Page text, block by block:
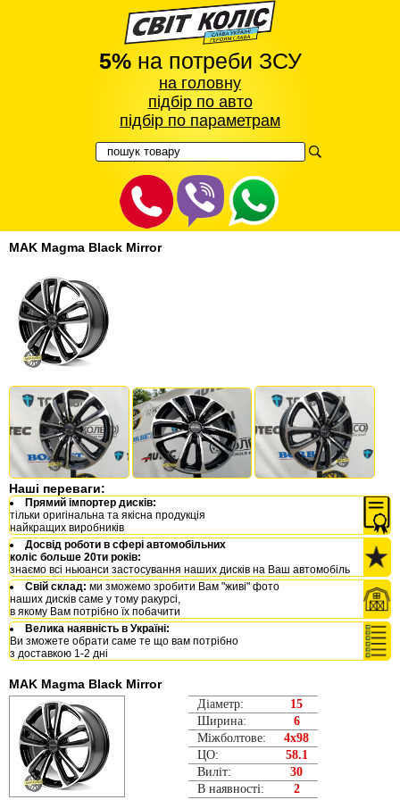
5%на потреби ЗСУ
на головну
підбір по авто
підбір по параметрам
MAK Magma Black Mirror
Наші переваги:
Прямий імпортер дисків:
тільки оригінальна та якісна продукція
найкращих виробників
Досвід роботи в сфері автомобільних
коліс больше 20ти років:
знаємо всі ньюанси застосування наших дисків на Ваш автомобіль
Свій склад: ми зможемо зробити Вам "живі" фото
наших дисків саме у тому ракурсі,
в якому Вам потрібно їх побачити
Велика наявність в Україні:
Ви зможете обрати саме те що вам потрібно
з доставкою 1-2 дні
MAK Magma Black Mirror
Діаметр:
15
Ширина:
6
Міжболтове:
4x98
ЦО:
58.1
Виліт:
30
В наявності:
2